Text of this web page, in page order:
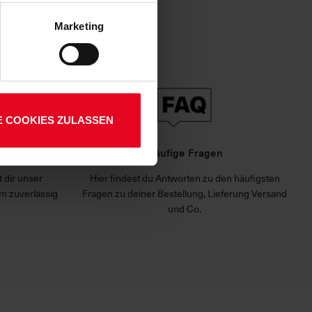
Verarbeitung Ihrer
Art. 6 Abs. 1 lit. a DSGVO
Ihre etwaig erteilten
Marketing
COOKIES ZULASSEN
dir unser
zuverlässig
Häufige Fragen
Hier findest du Antworten zu den häufigsten
Fragen zu deiner Bestellung, Lieferung Versand
und Co.